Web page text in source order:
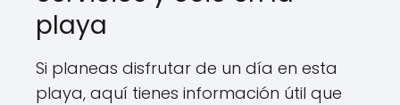
playa
Si planeas disfrutar de un día en esta
playa, aquí tienes información útil que